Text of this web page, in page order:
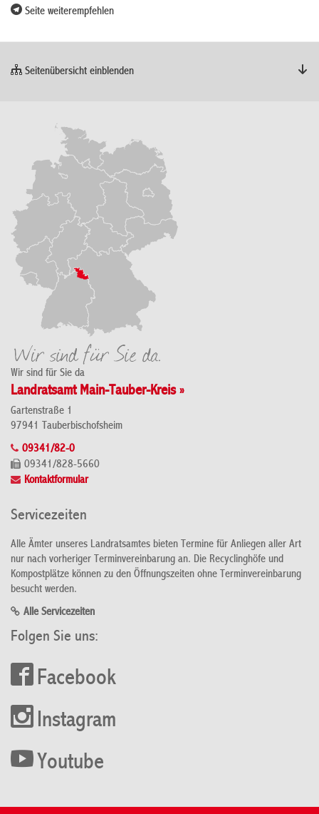
Seite weiterempfehlen
Seitenübersicht einblenden
Wir sind für Sie da
Landratsamt Main-Tauber-Kreis »
Gartenstraße 1
97941 Tauberbischofsheim
09341/82-0
09341/828-5660
Kontaktformular
Servicezeiten
Alle Ämter unseres Landratsamtes bieten Termine für Anliegen aller Art
nur nach vorheriger Terminvereinbarung an. Die Recyclinghöfe und
Kompostplätze können zu den Öffnungszeiten ohne Terminvereinbarung
besucht werden.
Alle Servicezeiten
Folgen Sie uns:
Facebook
Instagram
Youtube